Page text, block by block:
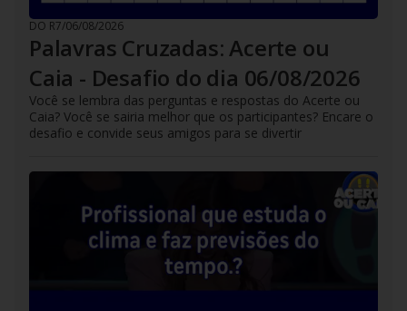
DO R7/06/08/2026
Palavras Cruzadas: Acerte ou
Caia - Desafio do dia 06/08/2026
Você se lembra das perguntas e respostas do Acerte ou
Caia? Você se sairia melhor que os participantes? Encare o
desafio e convide seus amigos para se divertir